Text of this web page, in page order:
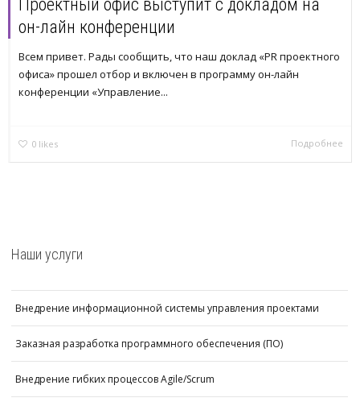
Проектный офис выступит с докладом на
он-лайн конференции
Всем привет. Рады сообщить, что наш доклад «PR проектного
офиса» прошел отбор и включен в программу он-лайн
конференции «Управление...
0 likes Подробнее
Наши услуги
Внедрение информационной системы управления проектами
Заказная разработка программного обеспечения (ПО)
Внедрение гибких процессов Agile/Scrum